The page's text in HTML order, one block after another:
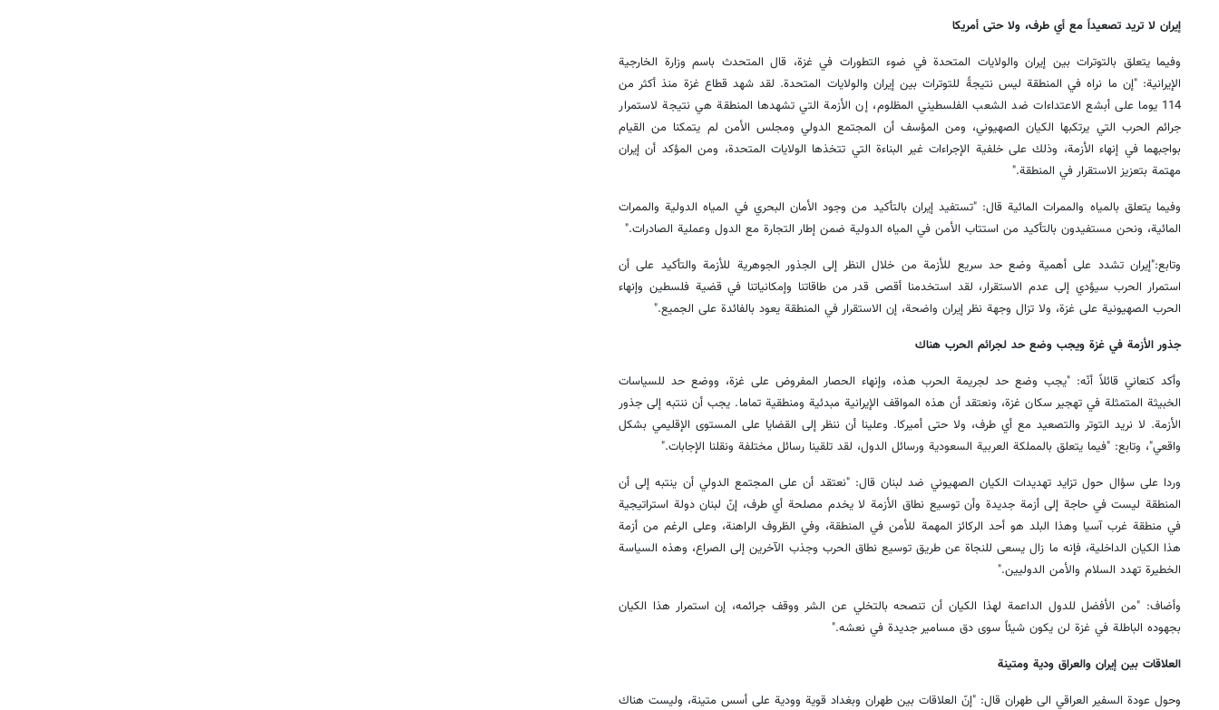
إيران لا تريد تصعيداً مع أي طرف، ولا حتى أمريكا
وفيما يتعلق بالتوترات بين إيران والولايات المتحدة في ضوء التطورات في غزة، قال المتحدث باسم وزارة الخارجية
الإيرانية: "إن ما نراه في المنطقة ليس نتيجةً للتوترات بين إيران والولايات المتحدة. لقد شهد قطاع غزة منذ أكثر من
114 يوما على أبشع الاعتداءات ضد الشعب الفلسطيني المظلوم، إن الأزمة التي تشهدها المنطقة هي نتيجة لاستمرار
جرائم الحرب التي يرتكبها الكيان الصهيوني، ومن المؤسف أن المجتمع الدولي ومجلس الأمن لم يتمكنا من القيام
بواجبهما في إنهاء الأزمة، وذلك على خلفية الإجراءات غير البناءة التي تتخذها الولايات المتحدة، ومن المؤكد أن إيران
مهتمة بتعزيز الاستقرار في المنطقة."
وفيما يتعلق بالمياه والممرات المائية قال: "تستفيد إيران بالتأكيد من وجود الأمان البحري في المياه الدولية والممرات
المائية، ونحن مستفيدون بالتأكيد من استتاب الأمن في المياه الدولية ضمن إطار التجارة مع الدول وعملية الصادرات."
وتابع:"إيران تشدد على أهمية وضع حد سريع للأزمة من خلال النظر إلى الجذور الجوهرية للأزمة والتأكيد على أن
استمرار الحرب سيؤدي إلى عدم الاستقرار، لقد استخدمنا أقصى قدر من طاقاتنا وإمكانياتنا في قضية فلسطين وإنهاء
الحرب الصهيونية على غزة، ولا تزال وجهة نظر إيران واضحة، إن الاستقرار في المنطقة يعود بالفائدة على الجميع."
جذور الأزمة في غزة ويجب وضع حد لجرائم الحرب هناك
وأكد كنعاني قائلاً أنّه: "يجب وضع حد لجريمة الحرب هذه، وإنهاء الحصار المفروض على غزة، ووضع حد للسياسات
الخبيثة المتمثلة في تهجير سكان غزة، ونعتقد أن هذه المواقف الإيرانية مبدئية ومنطقية تماما. يجب أن ننتبه إلى جذور
الأزمة. لا نريد التوتر والتصعيد مع أي طرف، ولا حتى أميركا. وعلينا أن ننظر إلى القضايا على المستوى الإقليمي بشكل
واقعي"، وتابع: "فيما يتعلق بالمملكة العربية السعودية ورسائل الدول، لقد تلقينا رسائل مختلفة ونقلنا الإجابات."
وردا على سؤال حول تزايد تهديدات الكيان الصهيوني ضد لبنان قال: "نعتقد أن على المجتمع الدولي أن ينتبه إلى أن
المنطقة ليست في حاجة إلى أزمة جديدة وأن توسيع نطاق الأزمة لا يخدم مصلحة أي طرف، إنّ لبنان دولة استراتيجية
في منطقة غرب آسيا وهذا البلد هو أحد الركائز المهمة للأمن في المنطقة، وفي الظروف الراهنة، وعلى الرغم من أزمة
هذا الكيان الداخلية، فإنه ما زال يسعى للنجاة عن طريق توسيع نطاق الحرب وجذب الآخرين إلى الصراع، وهذه السياسة
الخطيرة تهدد السلام والأمن الدوليين."
وأضاف: "من الأفضل للدول الداعمة لهذا الكيان أن تنصحه بالتخلي عن الشر ووقف جرائمه، إن استمرار هذا الكيان
بجهوده الباطلة في غزة لن يكون شيئاً سوى دق مسامير جديدة في نعشه."
العلاقات بين إيران والعراق ودية ومتينة
وحول عودة السفير العراقي الى طهران قال: "إنّ العلاقات بين طهران وبغداد قوية وودية على أسس متينة، وليست هناك